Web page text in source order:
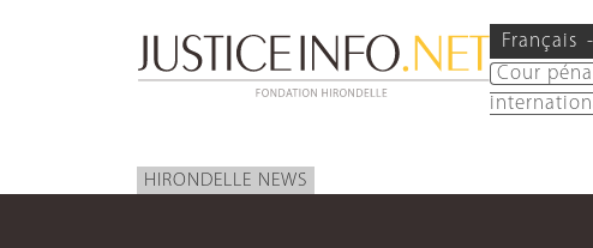
Français
Cour
HIRONDELLE NEWS